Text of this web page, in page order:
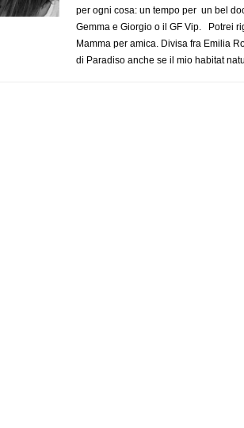
per ogni cosa: un tempo per un bel
Gemma e Giorgio o il GF Vip. Potrei
Mamma per amica. Divisa fra Emilia
di Paradiso anche se il mio habitat